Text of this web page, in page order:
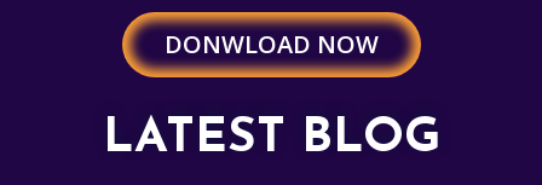
DONWLOAD NOW
LATEST BLOG